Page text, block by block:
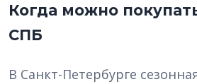
Когда можно
СПБ
В Санкт-Петербурге